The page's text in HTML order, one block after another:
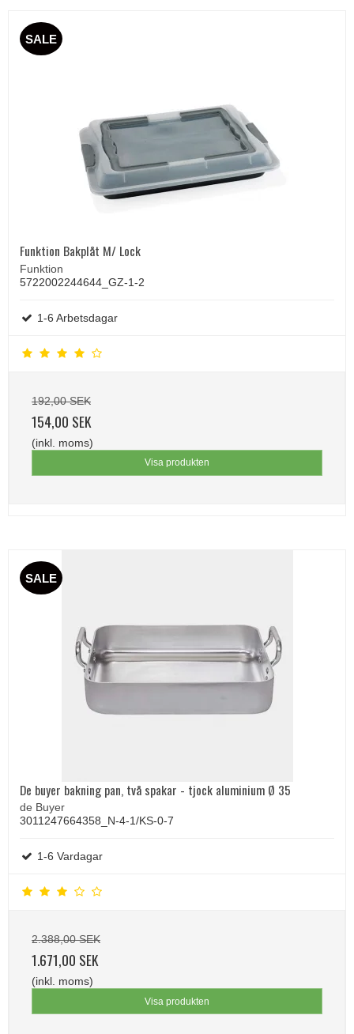
SALE
Funktion Bakplåt M/ Lock
Funktion
5722002244644_GZ-1-2
1-6 Arbetsdagar
192,00 SEK
154,00 SEK
(inkl. moms)
Visa produkten
SALE
De buyer bakning pan, två spakar - tjock aluminium Ø 35
de Buyer
3011247664358_N-4-1/KS-0-7
1-6 Vardagar
2.388,00 SEK
1.671,00 SEK
(inkl. moms)
Visa produkten